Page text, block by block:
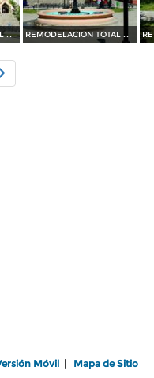
REMODELACION TOTAL DE PLAZA OCAMPO (2010) REMODELACION TOTAL DE PLAZA OCAMPO (2010)
Móvil Mapa de Sitio